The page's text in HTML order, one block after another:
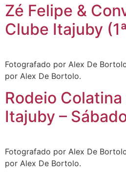
Zé Felipe &
Clube Itajuby
Fotografado por Alex De
por Alex De Bortolo.
Rodeio
Itajuby –
Fotografado por Alex De
por Alex De Bortolo.